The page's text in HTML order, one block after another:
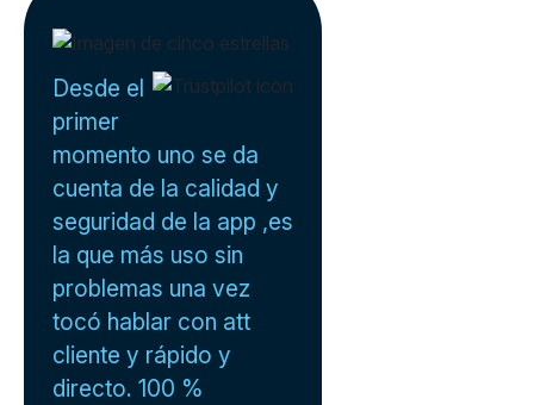
Desde el
primer
momento uno se da
cuenta de la calidad y
seguridad de la app ,es
la que más uso sin
problemas una vez
tocó hablar con att
cliente y rápido y
directo. 100 %